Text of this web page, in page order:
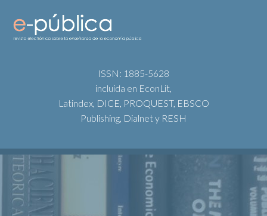
ISSN: 1885-5628
incluida en EconLit,
Latindex, DICE, PROQUEST, EBSCO
Publishing, Dialnet y RESH